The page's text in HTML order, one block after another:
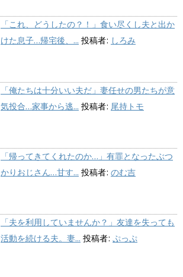
「これ、どうしたの？！」食い尽くし夫と出か
けた息子…帰宅後、... 投稿者: しろみ
「俺たちは十分いい夫だ」妻任せの男たちが意
気投合…家事から逃... 投稿者: 尾持トモ
「帰ってきてくれたのか…」有罪となったぶつ
かりおじさん…甘す... 投稿者: のむ吉
「夫を利用していませんか？」友達を失っても
活動を続ける夫。妻... 投稿者: ぷっぷ